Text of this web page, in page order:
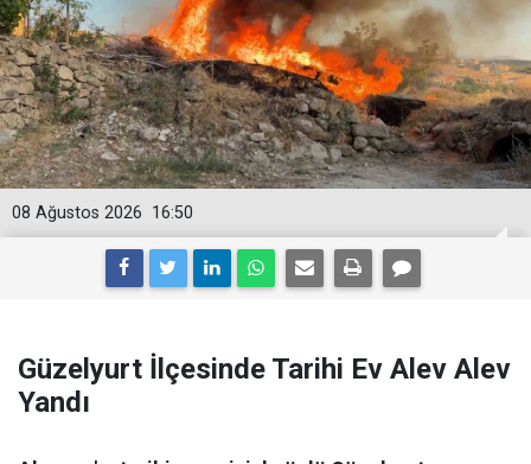
16:50
08 Ağustos 2026
Güzelyurt İlçesinde Tarihi Ev Alev Alev
Yandı